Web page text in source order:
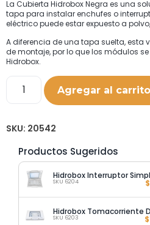
La Cubierta Hidrobox Negra es una
tapa para instalar enchufes o
eléctrico puede estar expuesto a
A diferencia de una tapa suelta, esta
de montaje, por lo que los módulos
Hidrobox.
Agregar al carrito
SKU: 20542
Productos Sugeridos
SKU 6204 $
SKU 6203 $